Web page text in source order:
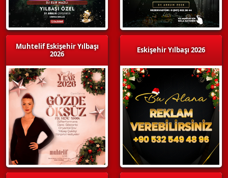
Muhtelif Eskişehir Yılbaşı
2026
Eskişehir Yılbaşı 2026